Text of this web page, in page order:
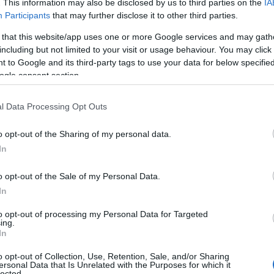
This information may also be disclosed by us to third parties on the
Participants that may further disclose it to other third parties.
that this website/app uses one or more Google services and may
but not limited to your visit or usage behaviour. You may
to Google and its third-party tags to use your data for below
consent section.
Data Processing Opt Outs
opt-out of the Sharing of my personal data.
opt-out of the Sale of my Personal Data.
opt-out of processing my Personal Data for Targeted
opt-out of Collection, Use, Retention, Sale, and/or Sharing
Data that Is Unrelated with the Purposes for which it
BEST OF
6 ελληνικά νησιά ιδανικά
Αν αποφασίσατε (και) φέτος να κάνετε solo
να σας προτείνουμε έξι υπέροχα νησιά - από
αξιοθέατα και εντυπωσιακές παραλίες.